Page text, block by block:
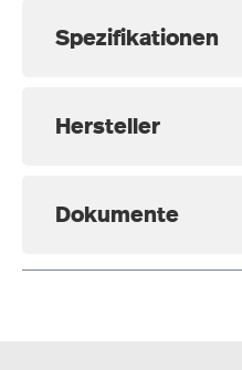
Spezifikationen
Hersteller
Dokumente